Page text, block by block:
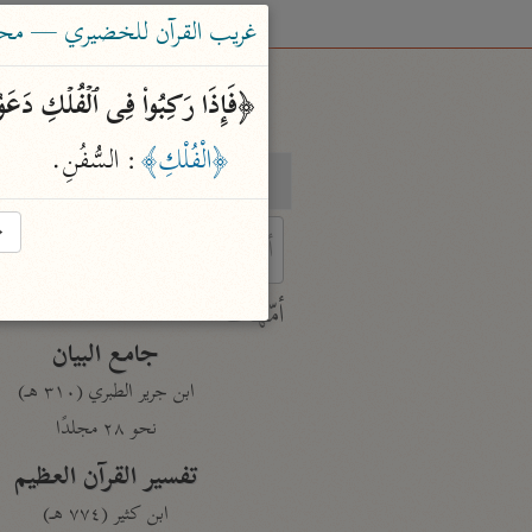
بحث
characters for results.
أمّهات
جامع البيان
ابن جرير الطبري (٣١٠ هـ)
نحو ٢٨ مجلدًا
تفسير القرآن العظيم
ابن كثير (٧٧٤ هـ)
غريب القرآن للخضيري —
﴿فَإِذَا رَكِبُوا۟ فِی ٱلۡفُلۡكِ
﴿الْفُلْكِ﴾: السُّفُنِ.